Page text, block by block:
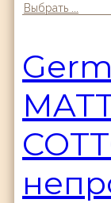
Выбрать ...